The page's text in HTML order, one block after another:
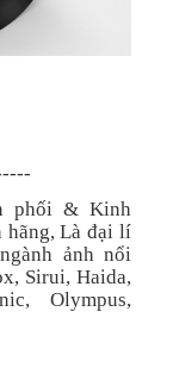
phối & Kinh
hãng, Là đại lí
ảnh nổi
Sirui, Haida,
Olympus,